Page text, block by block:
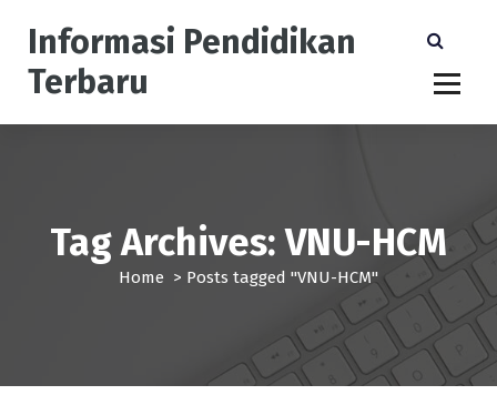
Informasi Pendidikan
Terbaru
Tag Archives: VNU-HCM
Home > Posts tagged "VNU-HCM"